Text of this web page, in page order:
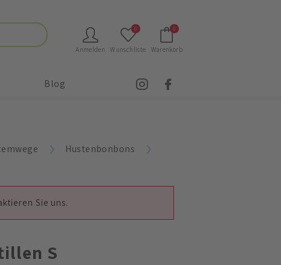
Anmelden
0
Wunschliste
0
Warenkorb
Blog
Hustenbonbons
Sie uns.
S